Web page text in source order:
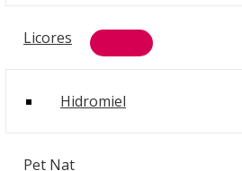
Licores
Hidromiel
Pet Nat